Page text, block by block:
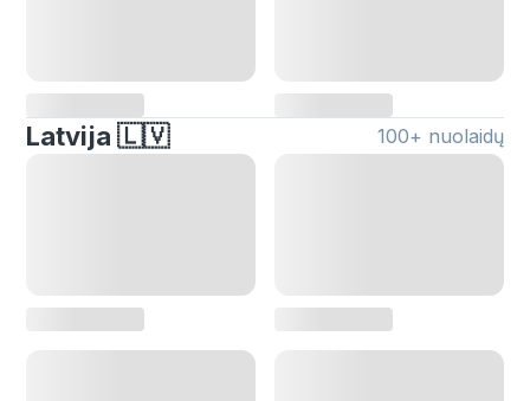
Latvija 🇱🇻 100+ nuolaidų